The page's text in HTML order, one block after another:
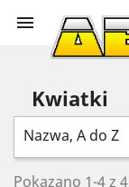

Kwiatki
Nazwa, A do Z
Pokazano 1-4 z